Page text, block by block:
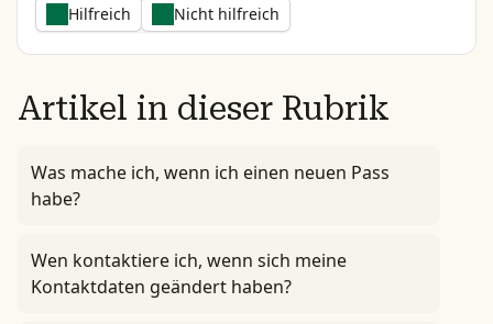
Hilfreich Nicht hilfreich
Artikel in dieser Rubrik
Was mache ich, wenn ich einen neuen Pass
habe?
Wen kontaktiere ich, wenn sich meine
Kontaktdaten geändert haben?